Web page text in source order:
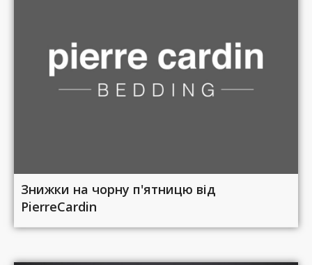
Знижки на чорну п'ятницю від
PierreCardin